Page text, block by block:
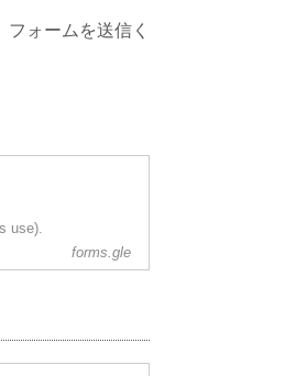
ォームを送信く
use).
forms.gle